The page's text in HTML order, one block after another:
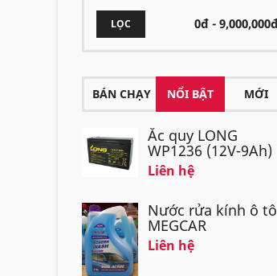
LỌC
BÁN CHẠY NỔI BẬT MỚI
Ắc quy LONG
WP1236 (12V-9Ah)
Liên hệ
Nước rửa kính ô tô
MEGCAR
Liên hệ